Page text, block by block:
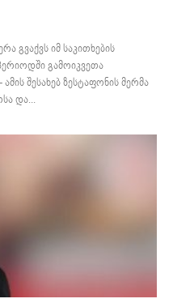
გვაქვს იმ საკითხების
გამოიკვეთა
შესახებ ზესტაფონის მერმა
და...